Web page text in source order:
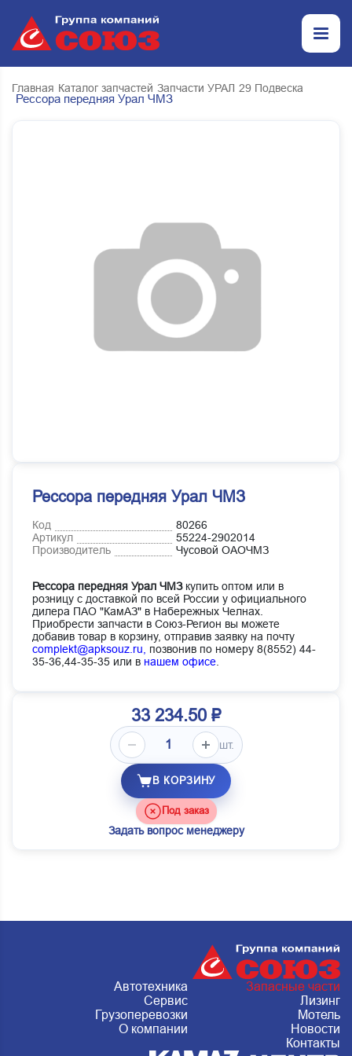
Главная Каталог запчастей Запчасти УРАЛ 29 Подвеска
Рессора передняя Урал ЧМЗ
Рессора передняя Урал ЧМЗ
Код
80266
Артикул
55224-2902014
Производитель
Чусовой ОАОЧМЗ
Рессора передняя Урал ЧМЗкупить оптом или в
розницу с доставкой по всей России у официального
дилера ПАО "КамАЗ" в Набережных Челнах.
Приобрести запчасти в Союз-Регион вы можете
добавив товар в корзину, отправив заявку на почту
complekt@apksouz.ru,
позвонив по номеру 8(8552) 44-
35-36,44-35-35 или в нашем офисе
33 234.50 ₽
шт.
В КОРЗИНУ
Под заказ
Задать вопрос менеджеру
Автотехника
Запасные части
Сервис
Лизинг
Грузоперевозки
Мотель
О компании
Новости
Контакты